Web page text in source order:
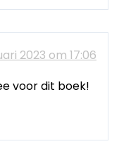
2023 om 17:06
voor dit boek!